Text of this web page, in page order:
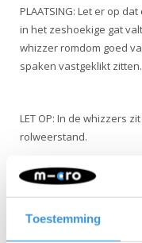
Toestemming
PLAATSING: Let er op
in het zeshoekige gat
whizzer romdom goed
spaken vastgeklikt zitten.
LET OP: In de whizzers
rolweerstand.